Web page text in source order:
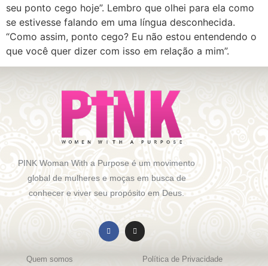
seu ponto cego hoje”. Lembro que olhei para ela como
se estivesse falando em uma língua desconhecida.
“Como assim, ponto cego? Eu não estou entendendo o
que você quer dizer com isso em relação a mim”.
PINK Woman With a Purpose é um movimento
global de mulheres e moças em busca de
conhecer e viver seu propósito em Deus.
Quem somos Política de Privacidade